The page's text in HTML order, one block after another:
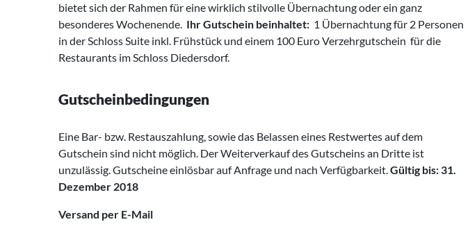
bietet sich der Rahmen für eine wirklich stilvolle Übernachtung oder ein ganz
besonderes Wochenende. Ihr Gutschein beinhaltet: 1 Übernachtung für 2 Personen
in der Schloss Suite inkl. Frühstück und einem 100 Euro Verzehrgutschein für die
Restaurants im Schloss Diedersdorf.
Gutscheinbedingungen
Eine Bar- bzw. Restauszahlung, sowie das Belassen eines Restwertes auf dem
Gutschein sind nicht möglich. Der Weiterverkauf des Gutscheins an Dritte ist
unzulässig. Gutscheine einlösbar auf Anfrage und nach Verfügbarkeit.Gültig bis: 31.
Dezember 2018
Versand per E-Mail